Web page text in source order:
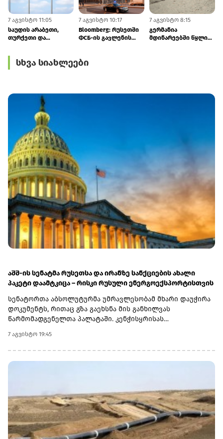
7 აგვისტო 11:05
საუდის არაბეთი,
თურქეთი და
თავდაცვაზე
შეთანხმდნენ
7 აგვისტო 10:17
Bloomberg: რუსეთში
ФСБ-ის გავლენის
7 აგვისტო 8:15
გერმანია
მდინარეებში წყლის
სხვა სიახლეები
აშშ-ის სენატმა რუსეთსა და ირანზე სანქციების ახალი
პაკეტი დაამტკიცა – რისკი რუსული ენერგოექსპორტისთვის
სენატორთა აბსოლუტურმა უმრავლესობამ მხარი დაუჭირა
დოკუმენტს, რითაც გზა გაეხსნა მის განხილვას
წარმომადგენელთა პალატაში. კენჭისყრისას
წინააღმდეგ კანონპროექტზე, სახელწოდებით „ლინდსი ო.
გრემის 2026 წლის სანქციების აქტი რუსეთისა და ირანის
წინააღმდეგ“. საბოლოო დათვლით შედეგი 86 ხმა 11-ის
აშშ-ის პრეზიდენტმა დონალდ ტრამპმა უნდა მოაწეროს
ხელი. უცნობია, როდის განიხილავს კანონპროექტს
პალატა.კანონპროექტის ინიციატორად დასახელებულია
სენატორი ლინდსი გრემი, რომელიც 2026 წლის 11 ივლისს
გარდაიცვალა. „ეს კანონი პუტინს მტკივნეულ ადგილზე
7 აგვისტო 19:45